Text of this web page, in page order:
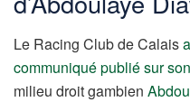
Le Racing Club de Calais
communiqué publié sur
milieu droit gambien